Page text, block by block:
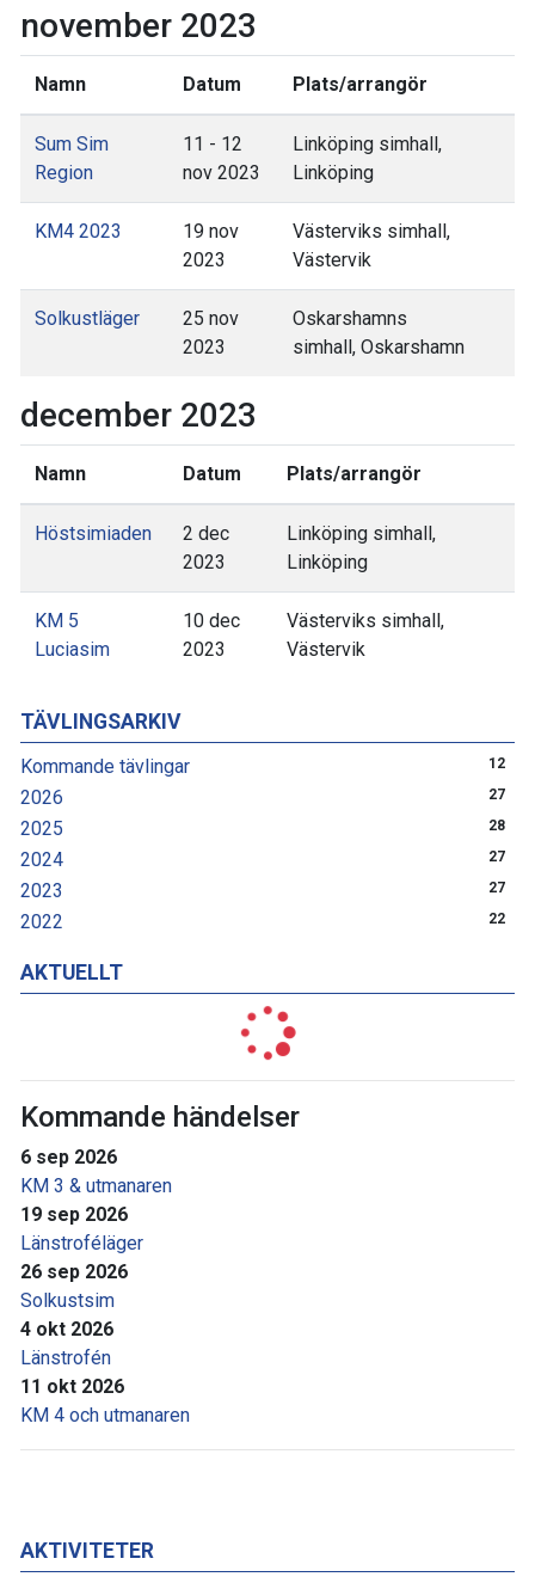
TÄVLINGSARKIV
Kommande tävlingar 12
2026 27
2025 28
2024 27
2023 27
2022 22
AKTUELLT
Kommande händelser
6 sep 2026
KM 3 & utmanaren
19 sep 2026
Länstroféläger
26 sep 2026
Solkustsim
4 okt 2026
Länstrofén
11 okt 2026
KM 4 och utmanaren
november 2023
Namn Datum Plats/arrangör
Sum Sim
Region
11 - 12
nov 2023
Linköping simhall,
Linköping
KM4 2023
19 nov
2023
Västerviks simhall,
Västervik
Solkustläger
25 nov
2023
Oskarshamns
simhall, Oskarshamn
december 2023
Namn Datum Plats/arrangör
Höstsimiaden
2 dec
2023
Linköping simhall,
Linköping
KM 5
Luciasim
10 dec
2023
Västerviks simhall,
Västervik
AKTIVITETER